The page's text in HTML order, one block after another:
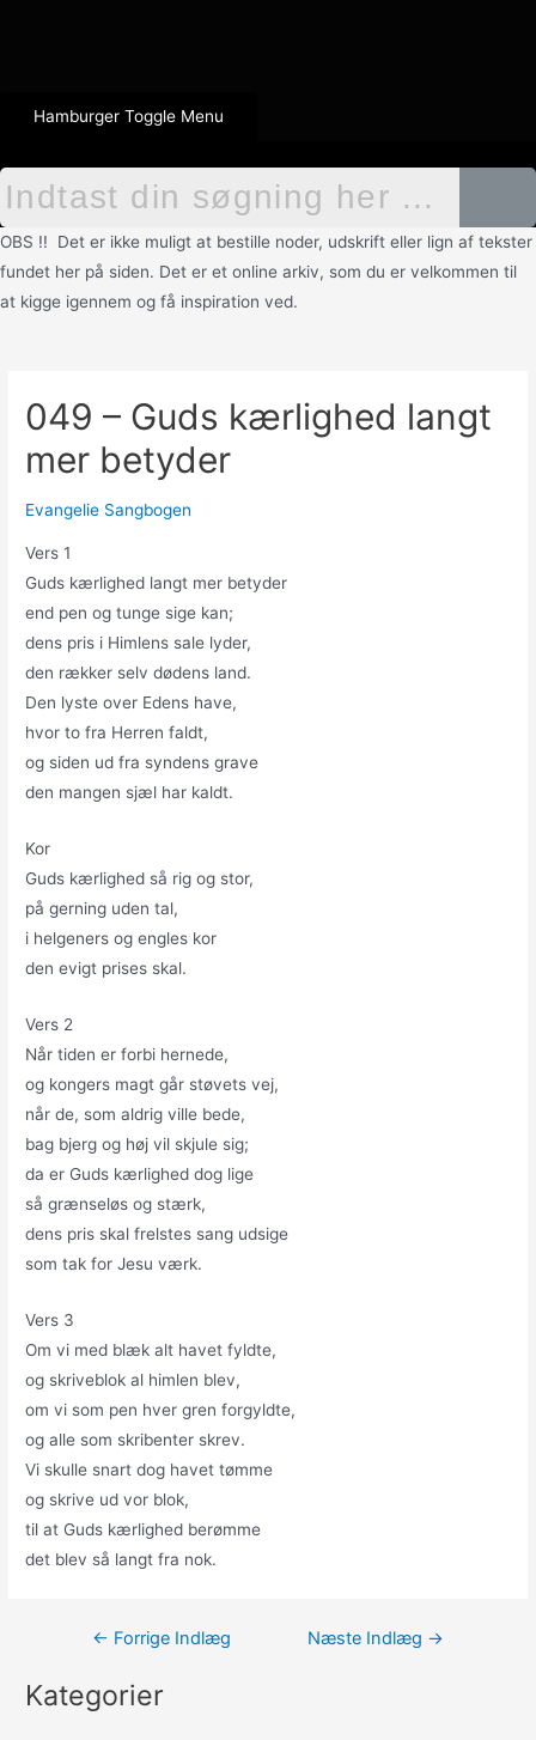
Hamburger Toggle Menu
OBS !! Det er ikke muligt at bestille noder, udskrift eller lign af tekster
fundet her på siden. Det er et online arkiv, som du er velkommen til
at kigge igennem og få inspiration ved.
049 – Guds kærlighed langt
mer betyder
Evangelie Sangbogen
Vers 1
Guds kærlighed langt mer betyder
end pen og tunge sige kan;
dens pris i Himlens sale lyder,
den rækker selv dødens land.
Den lyste over Edens have,
hvor to fra Herren faldt,
og siden ud fra syndens grave
den mangen sjæl har kaldt.
Kor
Guds kærlighed så rig og stor,
på gerning uden tal,
i helgeners og engles kor
den evigt prises skal.
Vers 2
Når tiden er forbi hernede,
og kongers magt går støvets vej,
når de, som aldrig ville bede,
bag bjerg og høj vil skjule sig;
da er Guds kærlighed dog lige
så grænseløs og stærk,
dens pris skal frelstes sang udsige
som tak for Jesu værk.
Vers 3
Om vi med blæk alt havet fyldte,
og skriveblok al himlen blev,
om vi som pen hver gren forgyldte,
og alle som skribenter skrev.
Vi skulle snart dog havet tømme
og skrive ud vor blok,
til at Guds kærlighed berømme
det blev så langt fra nok.
Indlægsnavigation
← Forrige Indlæg Næste Indlæg →
Kategorier